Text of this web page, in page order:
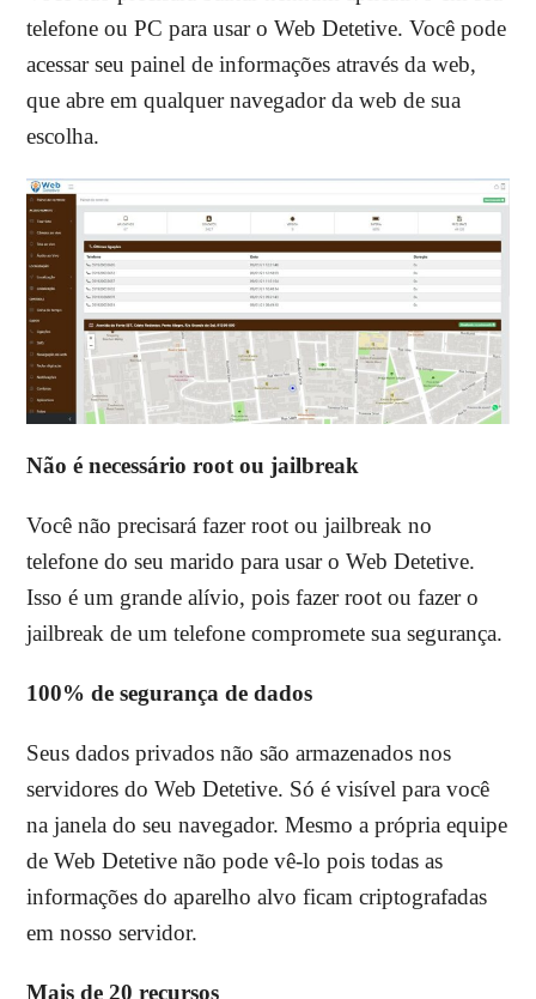
telefone ou PC para usar o Web Detetive. Você pode
acessar seu painel de informações através da web,
que abre em qualquer navegador da web de sua
escolha.
Não é necessário root ou jailbreak
Você não precisará fazer root ou jailbreak no
telefone do seu marido para usar o Web Detetive.
Isso é um grande alívio, pois fazer root ou fazer o
jailbreak de um telefone compromete sua segurança.
100% de segurança de dados
Seus dados privados não são armazenados nos
servidores do Web Detetive. Só é visível para você
na janela do seu navegador. Mesmo a própria equipe
de Web Detetive não pode vê-lo pois todas as
informações do aparelho alvo ficam criptografadas
em nosso servidor.
Mais de 20 recursos